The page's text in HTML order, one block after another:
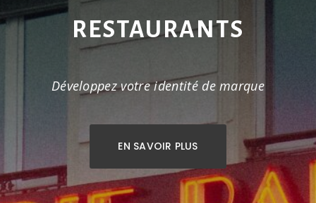
RESTAURANTS
Développez votre identité de marque
EN SAVOIR PLUS